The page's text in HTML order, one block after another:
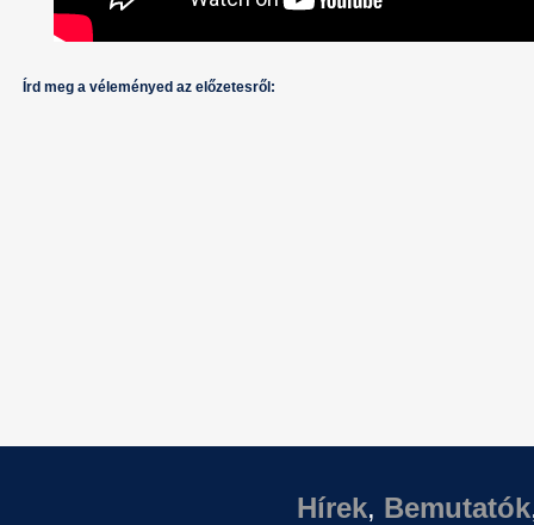
Írd meg a véleményed az előzetesről:
Hírek, Bemutatók